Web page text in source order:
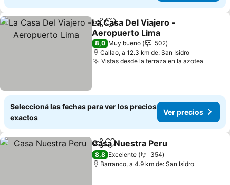
CompartirAñadir a favoritos
La Casa Del Viajero -
Aeropuerto Lima
8,0 Muy bueno
502
Callao, a 12.3 km de: San Isidro
Vistas desde la terraza en la azotea
Seleccioná las fechas para ver los precios
exactos
Ver precios
CompartirAñadir a favoritos
Casa Nuestra Peru
8,8 Excelente
354
Barranco, a 4.9 km de: San Isidro